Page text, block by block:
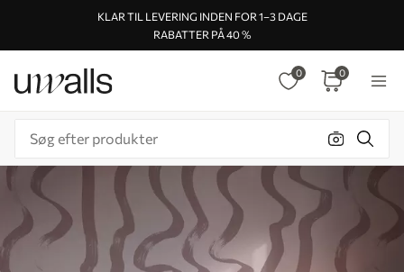
KLAR TIL LEVERING INDEN FOR 1–3 DAGE
RABATTER PÅ 40 %
0 0